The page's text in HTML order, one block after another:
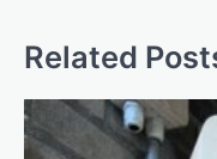
Related